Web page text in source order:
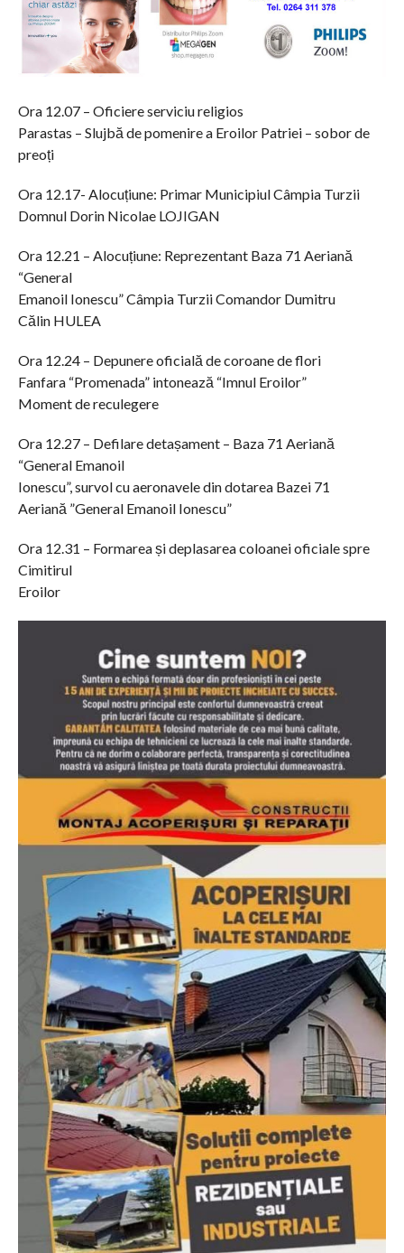
Ora 12.07 – Oficiere serviciu religios
Parastas – Slujbă de pomenire a Eroilor Patriei – sobor de
preoți
Ora 12.17- Alocuțiune: Primar Municipiul Câmpia Turzii
Domnul Dorin Nicolae LOJIGAN
Ora 12.21 – Alocuțiune: Reprezentant Baza 71 Aeriană
“General
Emanoil Ionescu” Câmpia Turzii Comandor Dumitru
Călin HULEA
Ora 12.24 – Depunere oficială de coroane de flori
Fanfara “Promenada” intonează “Imnul Eroilor”
Moment de reculegere
Ora 12.27 – Defilare detașament – Baza 71 Aeriană
“General Emanoil
Ionescu”, survol cu aeronavele din dotarea Bazei 71
Aeriană ”General Emanoil Ionescu”
Ora 12.31 – Formarea și deplasarea coloanei oficiale spre
Cimitirul
Eroilor